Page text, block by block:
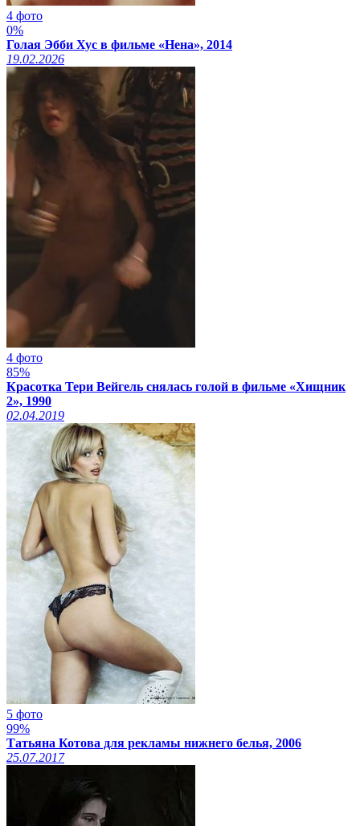
4 фото
0%
Голая Эбби Хус в фильме «Нена», 2014
19.02.2026
4 фото
85%
Красотка Тери Вейгель снялась голой в фильме «Хищник
2», 1990
02.04.2019
5 фото
99%
Татьяна Котова для рекламы нижнего белья, 2006
25.07.2017